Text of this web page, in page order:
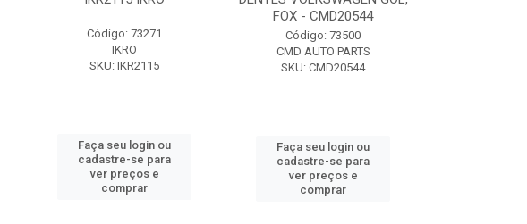
Código: 73271
IKRO
SKU: IKR2115
Faça seu login ou
cadastre-se para
ver preços e
comprar
FOX - CMD20544
Código: 73500
CMD AUTO PARTS
SKU: CMD20544
Faça seu login ou
cadastre-se para
ver preços e
comprar